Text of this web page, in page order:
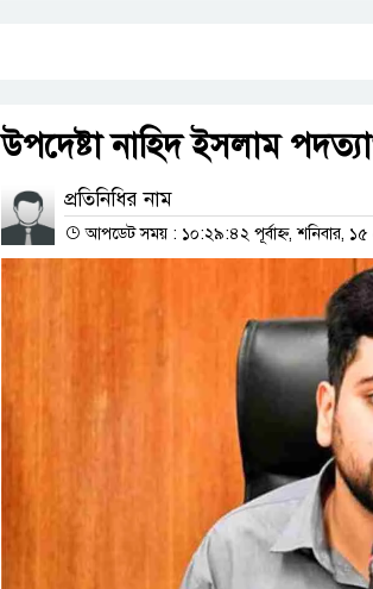
উপদেষ্টা নাহিদ ইসলাম
প্রতিনিধির নাম
আপডেট সময় : ১০:২৯:৪২ পূর্বাহ্ন, শনিবার, ১৫